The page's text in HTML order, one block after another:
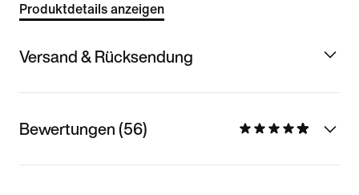
Produktdetails anzeigen
Versand & Rücksendung
Bewertungen (56)